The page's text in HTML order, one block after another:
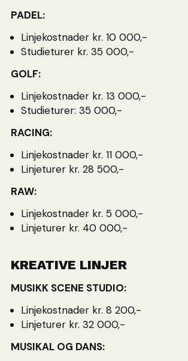
PADEL:
Linjekostnader kr. 10 000,-
Studieturer kr. 35 000,-
GOLF:
Linjekostnader kr. 13 000,-
Studieturer: 35 000,-
RACING:
Linjekostnader kr. 11 000,-
Linjeturer kr. 28 500,-
RAW:
Linjekostnader kr. 5 000,-
Linjeturer kr. 40 000,-
KREATIVE LINJER
MUSIKK SCENE STUDIO:
Linjekostnader kr. 8 200,-
Linjeturer kr. 32 000,-
MUSIKAL OG DANS: